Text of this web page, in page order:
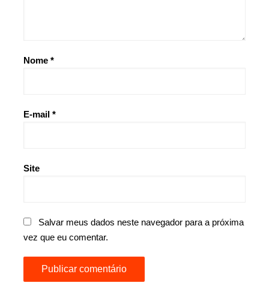
Nome *
E-mail *
Site
Salvar meus dados neste navegador para a próxima
vez que eu comentar.